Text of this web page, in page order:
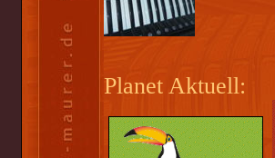
Planet Aktuell: